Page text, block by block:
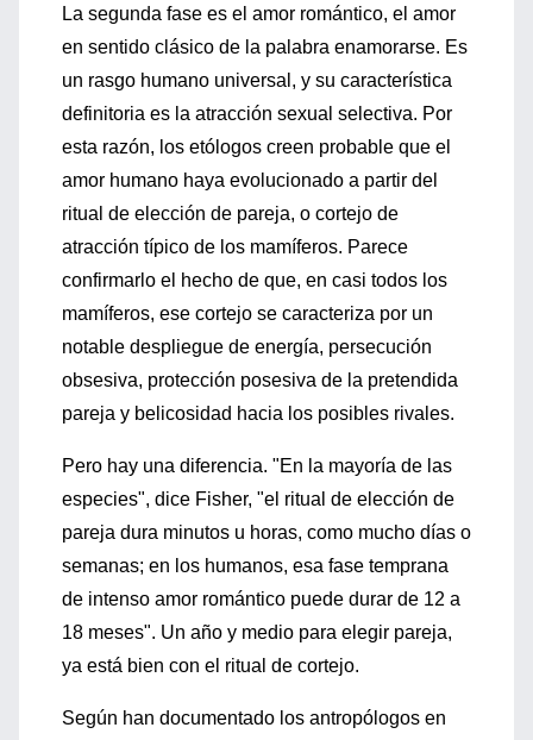
La segunda fase es el amor romántico, el amor
en sentido clásico de la palabra enamorarse. Es
un rasgo humano universal, y su característica
definitoria es la atracción sexual selectiva. Por
esta razón, los etólogos creen probable que el
amor humano haya evolucionado a partir del
ritual de elección de pareja, o cortejo de
atracción típico de los mamíferos. Parece
confirmarlo el hecho de que, en casi todos los
mamíferos, ese cortejo se caracteriza por un
notable despliegue de energía, persecución
obsesiva, protección posesiva de la pretendida
pareja y belicosidad hacia los posibles rivales.
Pero hay una diferencia. "En la mayoría de las
especies", dice Fisher, "el ritual de elección de
pareja dura minutos u horas, como mucho días o
semanas; en los humanos, esa fase temprana
de intenso amor romántico puede durar de 12 a
18 meses". Un año y medio para elegir pareja,
ya está bien con el ritual de cortejo.
Según han documentado los antropólogos en